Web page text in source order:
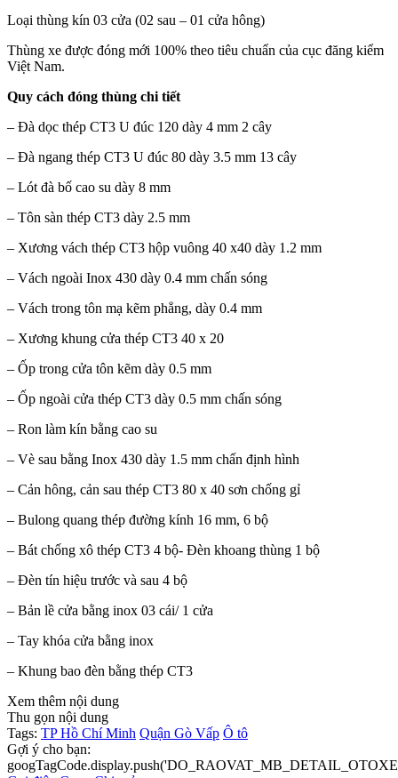
Loại thùng kín 03 cửa (02 sau – 01 cửa hông)
Thùng xe được đóng mới 100% theo tiêu chuẩn của cục đăng kiểm
Việt Nam.
Quy cách đóng thùng chi tiết
– Đà dọc thép CT3 U đúc 120 dày 4 mm 2 cây
– Đà ngang thép CT3 U đúc 80 dày 3.5 mm 13 cây
– Lót đà bố cao su dày 8 mm
– Tôn sàn thép CT3 dày 2.5 mm
– Xương vách thép CT3 hộp vuông 40 x40 dày 1.2 mm
– Vách ngoài Inox 430 dày 0.4 mm chấn sóng
– Vách trong tôn mạ kẽm phẳng, dày 0.4 mm
– Xương khung cửa thép CT3 40 x 20
– Ốp trong cửa tôn kẽm dày 0.5 mm
– Ốp ngoài cửa thép CT3 dày 0.5 mm chấn sóng
– Ron làm kín bằng cao su
– Vè sau bằng Inox 430 dày 1.5 mm chấn định hình
– Cản hông, cản sau thép CT3 80 x 40 sơn chống gỉ
– Bulong quang thép đường kính 16 mm, 6 bộ
– Bát chống xô thép CT3 4 bộ- Đèn khoang thùng 1 bộ
– Đèn tín hiệu trước và sau 4 bộ
– Bản lề cửa bằng inox 03 cái/ 1 cửa
– Tay khóa cửa bằng inox
– Khung bao đèn bằng thép CT3
Xem thêm nội dung
Thu gọn nội dung
Tags: TP Hồ Chí Minh Quận Gò Vấp Ô tô
Gợi ý cho bạn: